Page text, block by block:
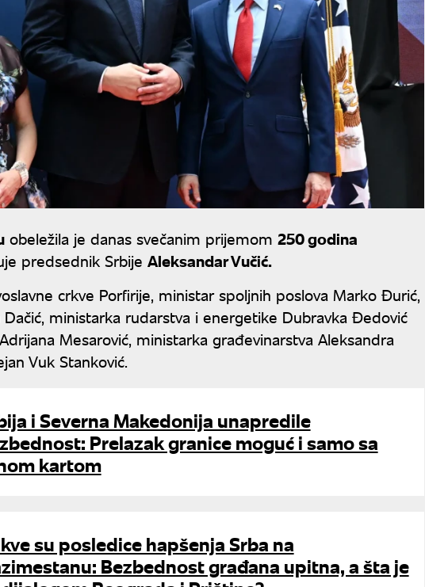
obeležila je danas svečanim prijemom 250 godina
predsednik Srbije Aleksandar Vučić.
crkve Porfirije, ministar spoljnih poslova Marko Đurić,
ministarka rudarstva i energetike Dubravka Đedović
Mesarović, ministarka građevinarstva Aleksandra
Vuk Stanković.
i Severna Makedonija unapredile
Prelazak granice moguć i samo sa
kartom
su posledice hapšenja Srba na
Bezbednost građana upitna, a šta je